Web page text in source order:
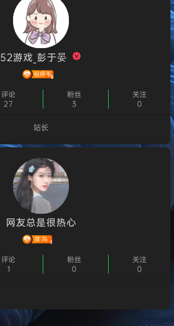
52游戏_彭于晏
评论
27
粉丝
3
关注
0
站长
个人主页
网友总是很热心
评论
1
粉丝
0
关注
0